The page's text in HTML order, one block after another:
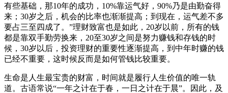
有些基础，那10年的成功，10%靠运气好，90%乃是由勤奋得
来；30岁之后，机会的比率也渐渐提高；到现在，运气差不多
要占三至四成了。”理财致富也是如此，20岁以前，所有的钱
都是靠双手勤劳换来，20至30岁之间是努力赚钱和存钱的时
候，30岁以后，投资理财的重要性逐渐提高，到中年时赚的钱
已经不重要，这时候反而是如何管钱比较重要。
生命是人生最宝贵的财富，时间就是履行人生价值的唯一轨
道。古语常说“一年之计在于春，一日之计在于晨”。因此，及